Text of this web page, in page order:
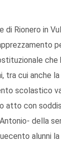
di Rionero in
che
tra cui anche
scolastico
atto con
della
alunni